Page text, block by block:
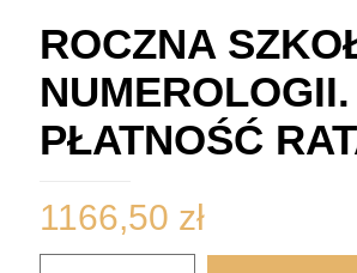
ROCZNA
NUMEROLOGII.
PŁATNOŚĆ
1166,50 zł